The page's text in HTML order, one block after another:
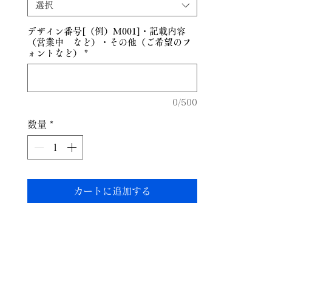
選択
デザイン番号[（例）M001]・記載内容
（営業中 など）・その他（ご希望のフ
ォントなど）
*
0/500
数量 *
カートに追加する